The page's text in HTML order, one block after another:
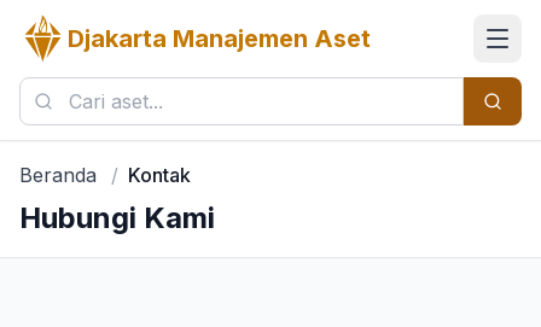
Djakarta Manajemen Aset
Beranda / Kontak
Hubungi Kami